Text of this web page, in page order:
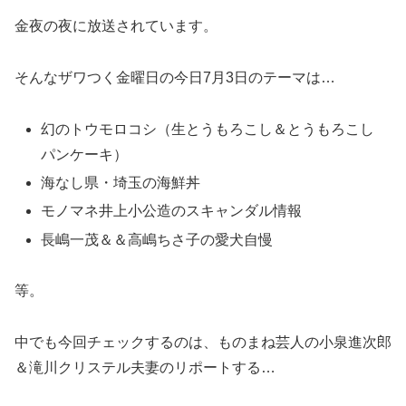
金夜の夜に放送されています。
そんなザワつく金曜日の今日7月3日のテーマは…
幻のトウモロコシ（生とうもろこし＆とうもろこし
パンケーキ）
海なし県・埼玉の海鮮丼
モノマネ井上小公造のスキャンダル情報
長嶋一茂＆＆高嶋ちさ子の愛犬自慢
等。
中でも今回チェックするのは、ものまね芸人の小泉進次郎
＆滝川クリステル夫妻のリポートする…